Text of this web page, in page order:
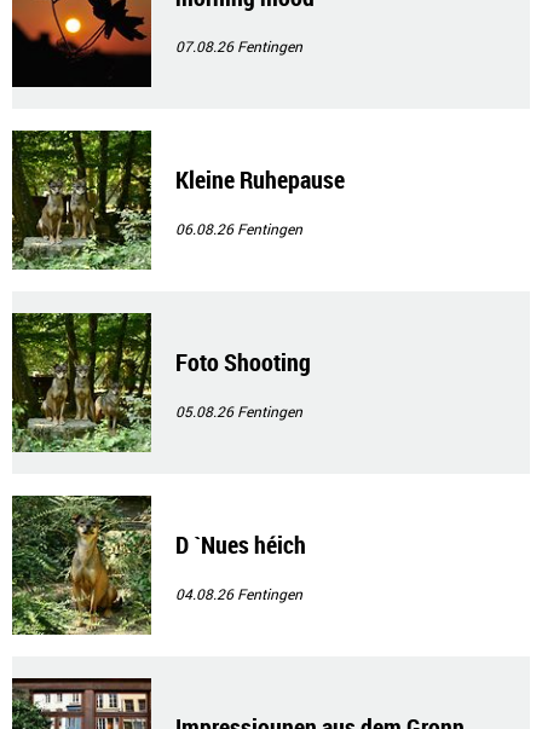
07.08.26Fentingen
Kleine Ruhepause
06.08.26Fentingen
Foto Shooting
05.08.26Fentingen
D `Nues héich
04.08.26Fentingen